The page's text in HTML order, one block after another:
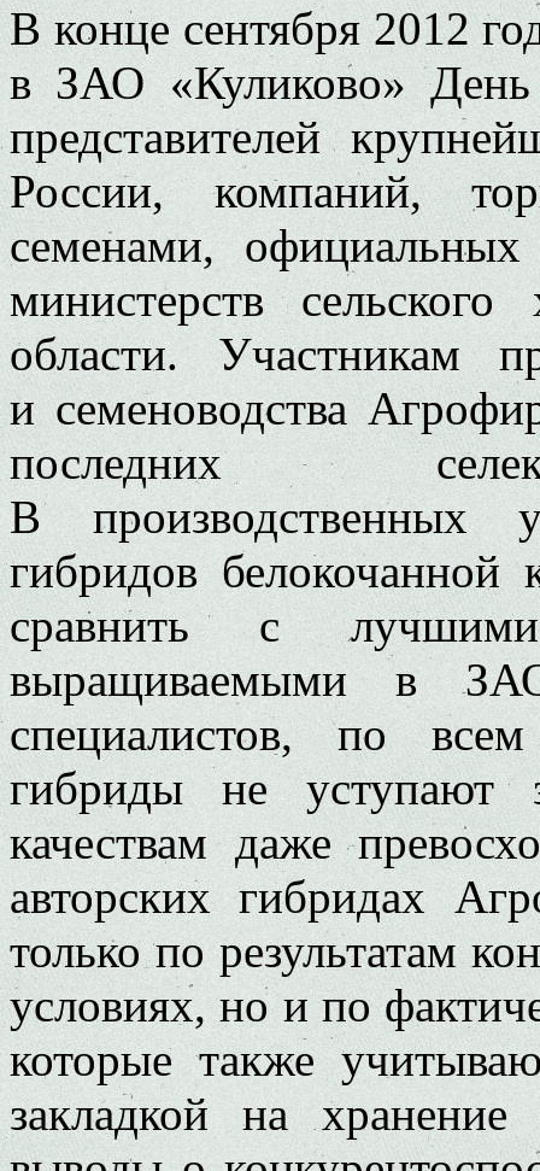
В конце сентября 2012
в ЗАО «Куликово» День
представителей
России, компаний,
семенами,
министерств
области. Участникам
и семеноводства
последних
В производственных
гибридов
сравнить с
выращиваемыми в
специалистов, по
гибриды не уступают
качествам даже
авторских гибридах
только по результатам
условиях, но и по
которые также
закладкой на